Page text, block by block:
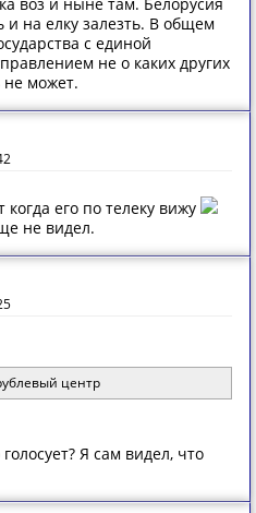
и на елку залезть. В общем
с единой
не о каких других
может.
его по телеку вижу
не видел.
центр
Я сам видел, что